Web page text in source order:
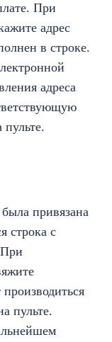
При
адрес
в строке.
адреса
привязана
строка с
пульте.